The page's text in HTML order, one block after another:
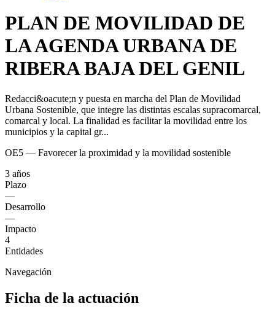
PLAN DE MOVILIDAD DE
LA AGENDA URBANA DE
RIBERA BAJA DEL GENIL
Redacci&oacute;n y puesta en marcha del Plan de Movilidad
Urbana Sostenible, que integre las distintas escalas supracomarcal,
comarcal y local. La finalidad es facilitar la movilidad entre los
municipios y la capital gr...
OE5 — Favorecer la proximidad y la movilidad sostenible
3 años
Plazo
—
Desarrollo
—
Impacto
4
Entidades
Navegación
Ficha de la actuación